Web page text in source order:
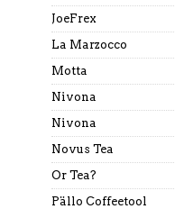
JoeFrex
La Marzocco
Motta
Nivona
Nivona
Novus Tea
Or Tea?
Pällo Coffeetool